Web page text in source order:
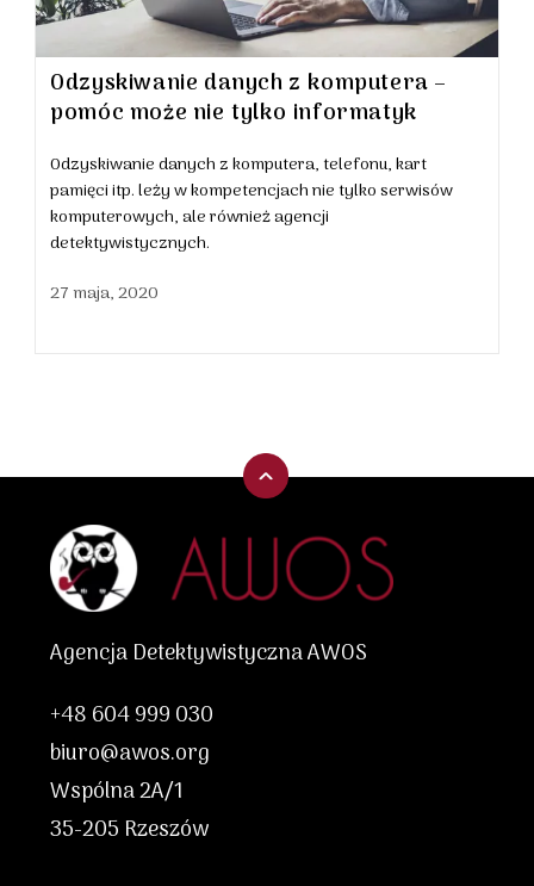
Odzyskiwanie danych z komputera –
pomóc może nie tylko informatyk
Odzyskiwanie danych z komputera, telefonu, kart
pamięci itp. leży w kompetencjach nie tylko serwisów
komputerowych, ale również agencji
detektywistycznych.
27 maja, 2020
Agencja Detektywistyczna AWOS
+48 604 999 030
biuro@awos.org
Wspólna 2A/1
35-205 Rzeszów